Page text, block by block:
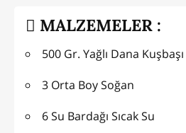
MALZEMELER :
500 Gr. Yağlı Dana Kuşbaşı
3 Orta Boy Soğan
6 Su Bardağı Sıcak Su